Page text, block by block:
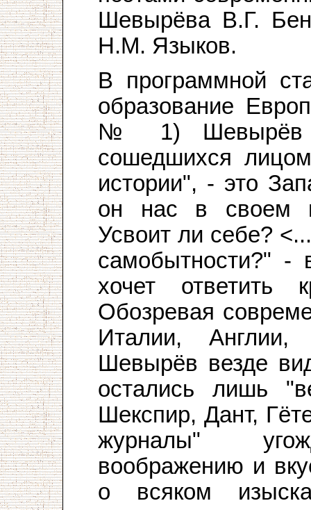
Шевырёва В.Г.
Н.М. Языков.
В программной
образование
№ 1) Шевырёв
сошедшихся
истории", - это
он нас в своем
Усвоит ли себе?
самобытности?" -
хочет ответить
Обозревая
Италии,
Шевырёв везде
остались лишь
Шекспир, Дант,
журналы"
воображению и
о всяком